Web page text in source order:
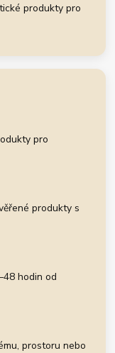
produkty pro
pro
produkty s
hodin od
prostoru nebo